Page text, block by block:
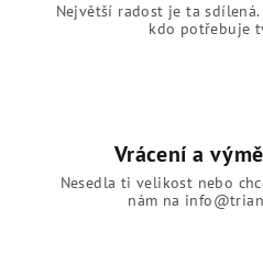
Největší radost je ta
kdo potřebuje
Vrácení a
Nesedla ti velikost nebo
nám na